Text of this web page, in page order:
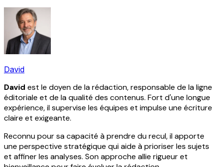
David
David est le doyen de la rédaction, responsable de la ligne
éditoriale et de la qualité des contenus. Fort d'une longue
expérience, il supervise les équipes et impulse une écriture
claire et exigeante.
Reconnu pour sa capacité à prendre du recul, il apporte
une perspective stratégique qui aide à prioriser les sujets
et affiner les analyses. Son approche allie rigueur et